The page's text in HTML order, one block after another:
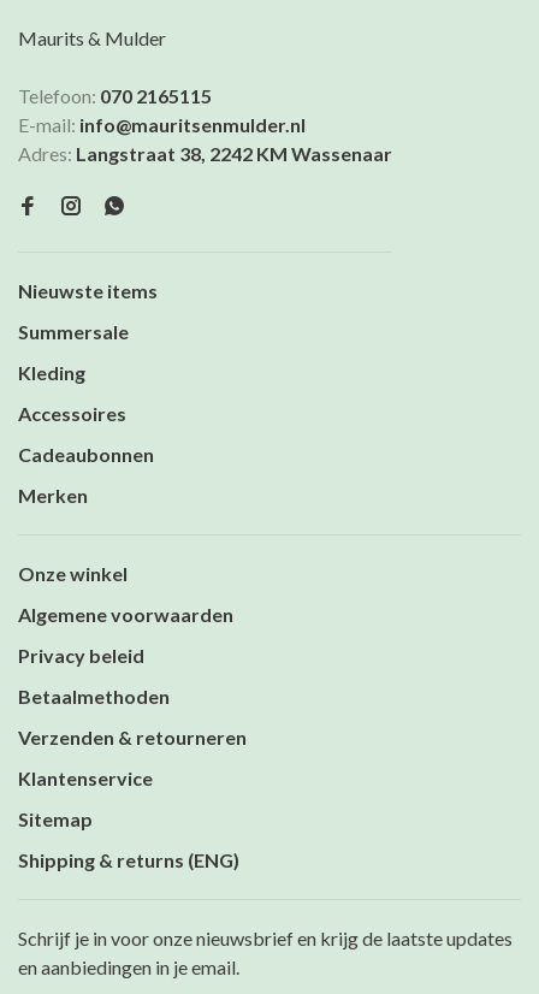
Maurits & Mulder
Telefoon: 070 2165115
E-mail: info@mauritsenmulder.nl
Adres: Langstraat 38, 2242 KM Wassenaar
Nieuwste items
Summersale
Kleding
Accessoires
Cadeaubonnen
Merken
Onze winkel
Algemene voorwaarden
Privacy beleid
Betaalmethoden
Verzenden & retourneren
Klantenservice
Sitemap
Shipping & returns (ENG)
Schrijf je in voor onze nieuwsbrief en krijg de laatste updates
en aanbiedingen in je email.